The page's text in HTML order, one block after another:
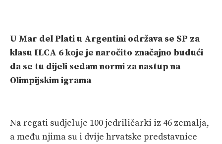
SHOP
U Mar del Plati u Argentini održava se SP za
klasu ILCA 6 koje je naročito značajno budući
da se tu dijeli sedam normi za nastup na
Olimpijskim igrama
Na regati sudjeluje 100 jedriličarki iz 46 zemalja,
a među njima su i dvije hrvatske predstavnice